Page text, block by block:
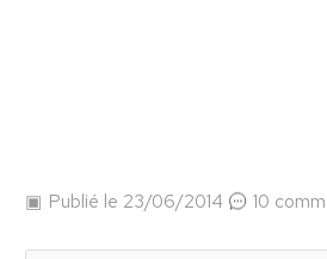
Publié le 23/06/2014 10